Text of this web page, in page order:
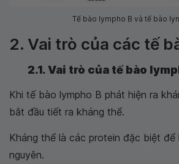
Tế bào lympho B và tế bào
2. Vai trò của các tế
2.1. Vai trò của tế bào
Khi tế bào lympho B phát hiện ra
bắt đầu tiết ra kháng thể.
Kháng thể là các protein đặc biệt để
nguyên.